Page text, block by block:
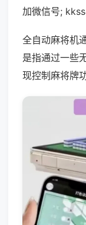
加微信号;
全自动麻将机
是指通过一些
现控制麻将牌